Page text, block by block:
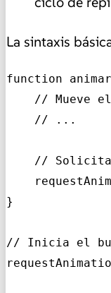
La sintaxis
function
// Mueve
    // ...
//
}
// Inicia el